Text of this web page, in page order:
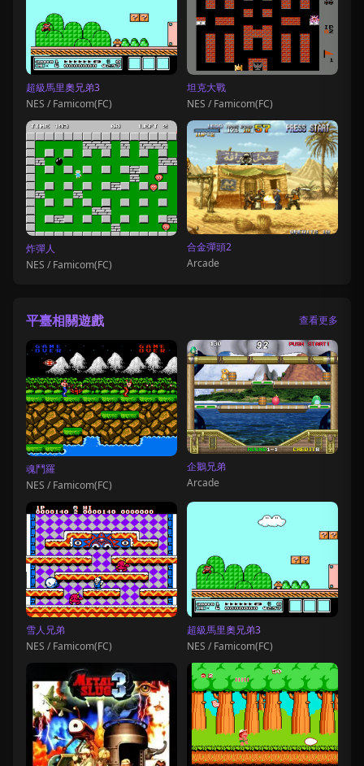
超級馬里奧兄弟3
NES / Famicom(FC)
坦克大戰
NES / Famicom(FC)
炸彈人
NES / Famicom(FC)
合金彈頭2
Arcade
平臺相關遊戲 查看更多
魂鬥羅
NES / Famicom(FC)
企鵝兄弟
Arcade
雪人兄弟
NES / Famicom(FC)
超級馬里奧兄弟3
NES / Famicom(FC)